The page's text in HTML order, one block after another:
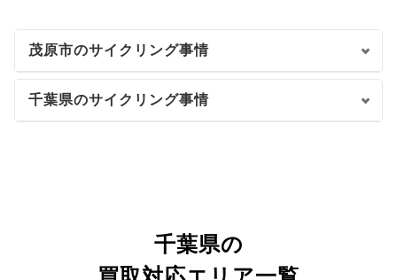
茂原市のサイクリング事情
千葉県のサイクリング事情
千葉県の